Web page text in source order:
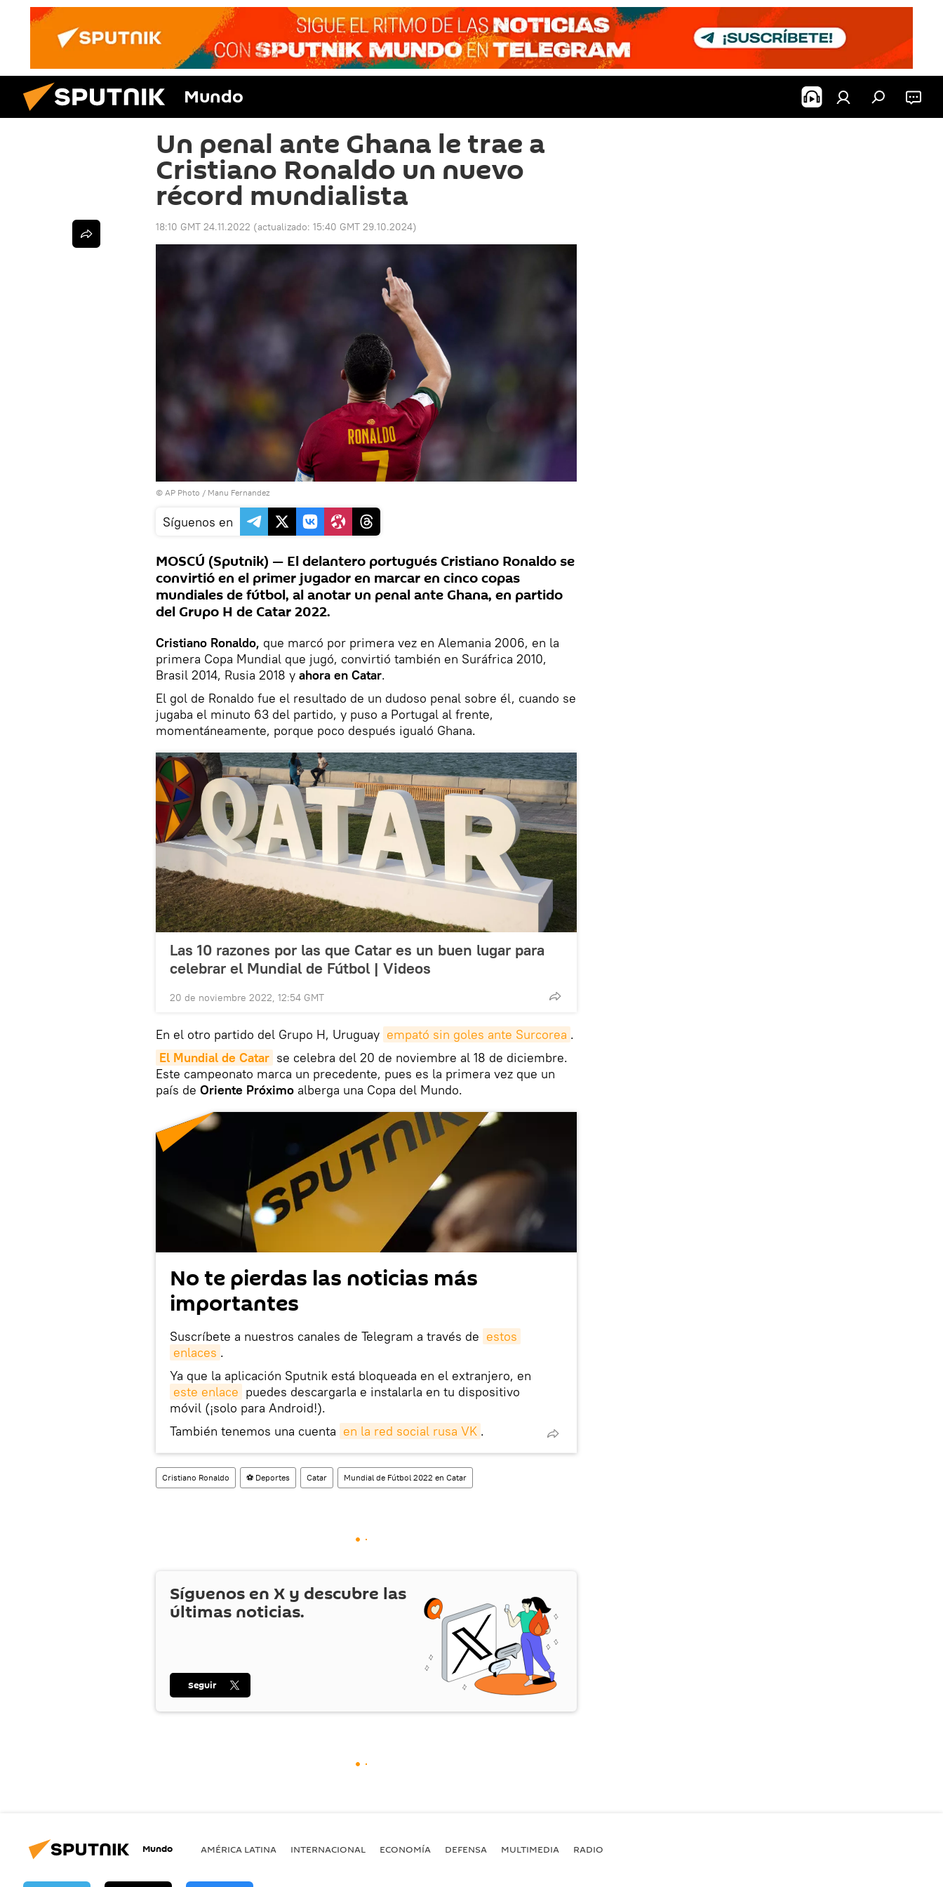
Mundo
Un penal ante Ghana le trae a
Cristiano Ronaldo un nuevo
récord mundialista
18:10 GMT 24.11.2022 (actualizado: 15:40 GMT 29.10.2024)
© AP Photo / Manu Fernandez
Síguenos en
MOSCÚ (Sputnik) — El delantero portugués Cristiano Ronaldo se
convirtió en el primer jugador en marcar en cinco copas
mundiales de fútbol, al anotar un penal ante Ghana, en partido
del Grupo H de Catar 2022.
Cristiano Ronaldo, que marcó por primera vez en Alemania 2006, en la
primera Copa Mundial que jugó, convirtió también en Suráfrica 2010,
Brasil 2014, Rusia 2018 y ahora en Catar.
El gol de Ronaldo fue el resultado de un dudoso penal sobre él, cuando se
jugaba el minuto 63 del partido, y puso a Portugal al frente,
momentáneamente, porque poco después igualó Ghana.
Las 10 razones por las que Catar es un buen lugar para
celebrar el Mundial de Fútbol | Videos
20 de noviembre 2022, 12:54 GMT
En el otro partido del Grupo H, Uruguay empató sin goles ante Surcorea .
El Mundial de Catar se celebra del 20 de noviembre al 18 de diciembre.
Este campeonato marca un precedente, pues es la primera vez que un
país de Oriente Próximo alberga una Copa del Mundo.
No te pierdas las noticias más
importantes
Suscríbete a nuestros canales de Telegram a través de estos
enlaces .
Ya que la aplicación Sputnik está bloqueada en el extranjero, en
este enlace puedes descargarla e instalarla en tu dispositivo
móvil (¡solo para Android!).
También tenemos una cuenta en la red social rusa VK .
Cristiano Ronaldo ⚽ Deportes Catar Mundial de Fútbol 2022 en Catar
Síguenos en X y descubre las
últimas noticias.
Seguir
Mundo AMÉRICA LATINA INTERNACIONAL ECONOMÍA DEFENSA MULTIMEDIA RADIO